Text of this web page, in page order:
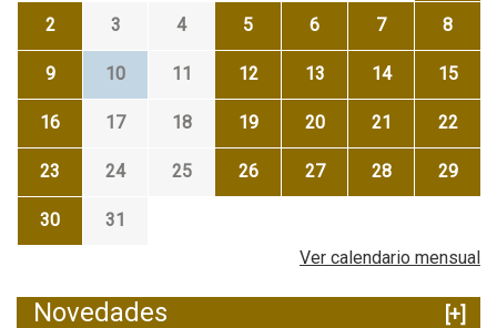
2 3 4 5 6 7 8
9 10 11 12 13 14 15
16 17 18 19 20 21 22
23 24 25 26 27 28 29
30
31
Ver calendario mensual
Novedades
[+]